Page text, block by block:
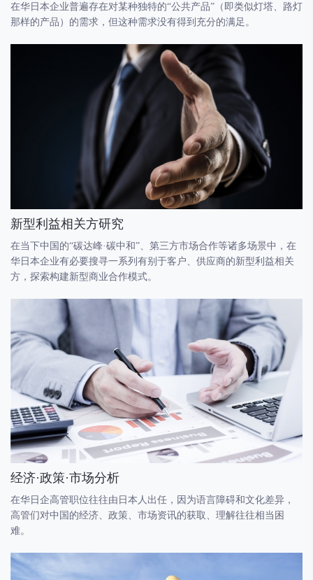
在华日本企业普遍存在对某种独特的“公共产品”（即类似灯塔、路灯
那样的产品）的需求，但这种需求没有得到充分的满足。
新型利益相关方研究
在当下中国的“碳达峰·碳中和”、第三方市场合作等诸多场景中，在
华日本企业有必要搜寻一系列有别于客户、供应商的新型利益相关
方，探索构建新型商业合作模式。
经济·政策·市场分析
在华日企高管职位往往由日本人出任，因为语言障碍和文化差异，
高管们对中国的经济、政策、市场资讯的获取、理解往往相当困
难。